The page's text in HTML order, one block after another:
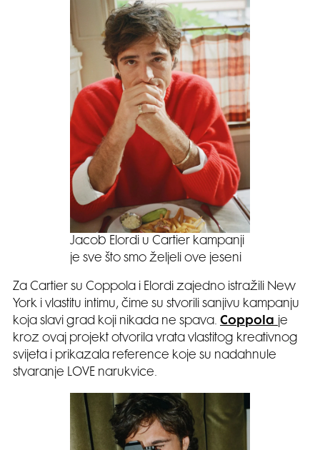
Jacob Elordi u Cartier kampanji
je sve što smo željeli ove jeseni
Za Cartier su Coppola i Elordi zajedno istražili New
York i vlastitu intimu, čime su stvorili sanjivu kampanju
koja slavi grad koji nikada ne spava. Coppola je
kroz ovaj projekt otvorila vrata vlastitog kreativnog
svijeta i prikazala reference koje su nadahnule
stvaranje LOVE narukvice.